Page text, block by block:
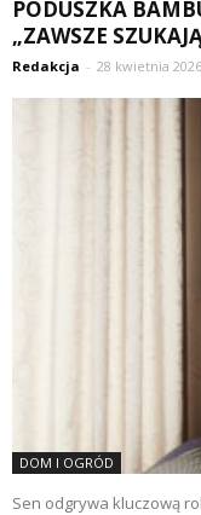
PODUSZKA
„ZAWSZE
Redakcja - 28 kwietnia 2026
DOM I OGRÓD
Sen odgrywa kluczową